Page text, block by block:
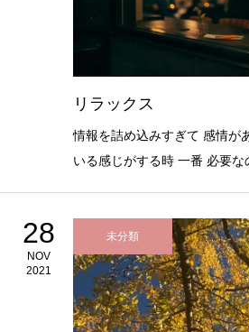
リラックス
情報を詰め込みすぎて 感情が
いる感じがする時 一番 必要
28
NOV
2021
未分類